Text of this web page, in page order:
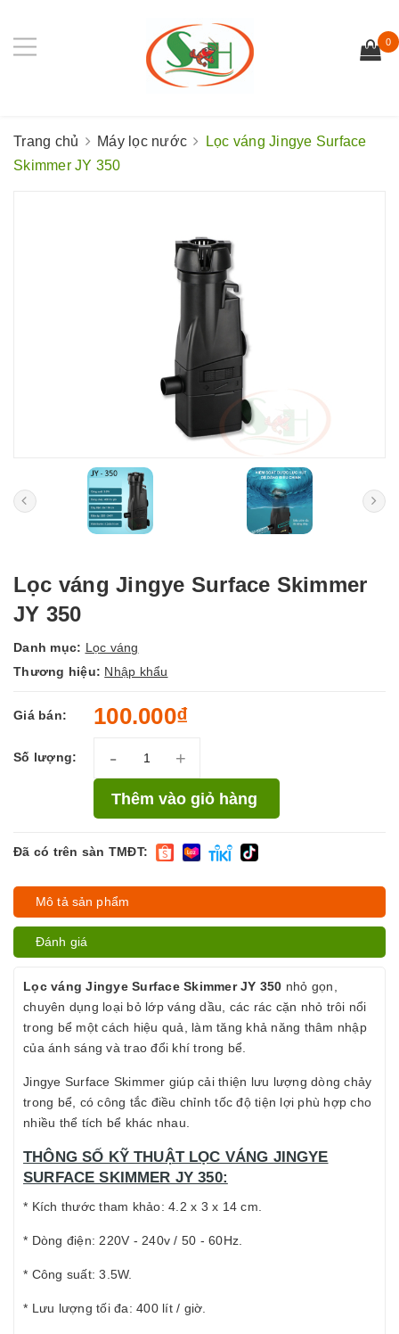
0
Trang chủ Máy lọc nước
Lọc váng Jingye Surface
Skimmer JY 350
Lọc váng Jingye Surface Skimmer
JY 350
Danh mục: Lọc váng
Thương hiệu: Nhập khẩu
Giá bán: 100.000₫
Số lượng: - +
Thêm vào giỏ hàng
Đã có trên sàn TMĐT:
Mô tả sản phẩm
Đánh giá
Lọc váng Jingye Surface Skimmer JY 350 nhỏ gọn,
chuyên dụng loại bỏ lớp váng dầu, các rác cặn nhỏ trôi nổi
trong bể một cách hiệu quả, làm tăng khả năng thâm nhập
của ánh sáng và trao đổi khí trong bể.
Jingye Surface Skimmer giúp cải thiện lưu lượng dòng chảy
trong bể, có công tắc điều chỉnh tốc độ tiện lợi phù hợp cho
nhiều thể tích bể khác nhau.
THÔNG SỐ KỸ THUẬT LỌC VÁNG JINGYE
SURFACE SKIMMER JY 350:
* Kích thước tham khảo: 4.2 x 3 x 14 cm.
* Dòng điện: 220V - 240v / 50 - 60Hz.
* Công suất: 3.5W.
* Lưu lượng tối đa: 400 lít / giờ.